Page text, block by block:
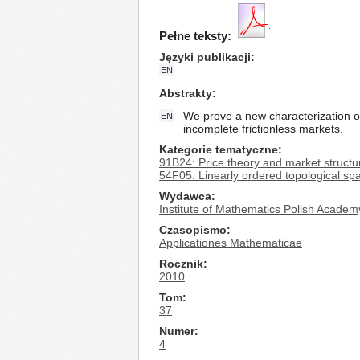
Pełne teksty:
Języki publikacji
EN
Abstrakty
EN
We prove a new characterization
incomplete frictionless markets.
Kategorie tematyczne
91B24: Price theory and market
54F05: Linearly ordered topological
Wydawca
Institute of Mathematics Polish
Czasopismo
Applicationes Mathematicae
Rocznik
2010
Tom
37
Numer
4